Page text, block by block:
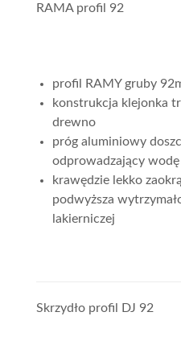
RAMA profil 92
profil RAMY gruby
konstrukcja klejonka
drewno
próg aluminiowy
odprowadzający wodę
krawędzie lekko
podwyższa
lakierniczej
Skrzydło profil DJ 92